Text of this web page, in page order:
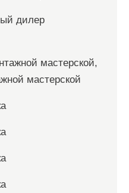
дилер
мастерской,
мастерской